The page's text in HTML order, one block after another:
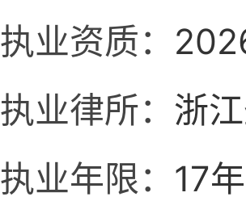
执业资质：
执业律所： 浙
执业年限： 17年